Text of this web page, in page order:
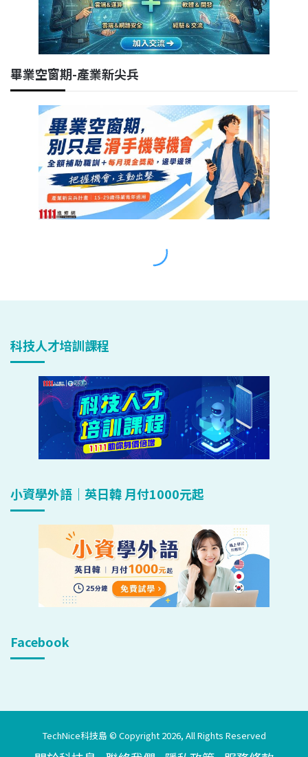
科技人才培訓課程
小資學外語｜英日韓 月付1000元起
Facebook
TechNice科技島 © Copyright 2026, All Rights Reserved